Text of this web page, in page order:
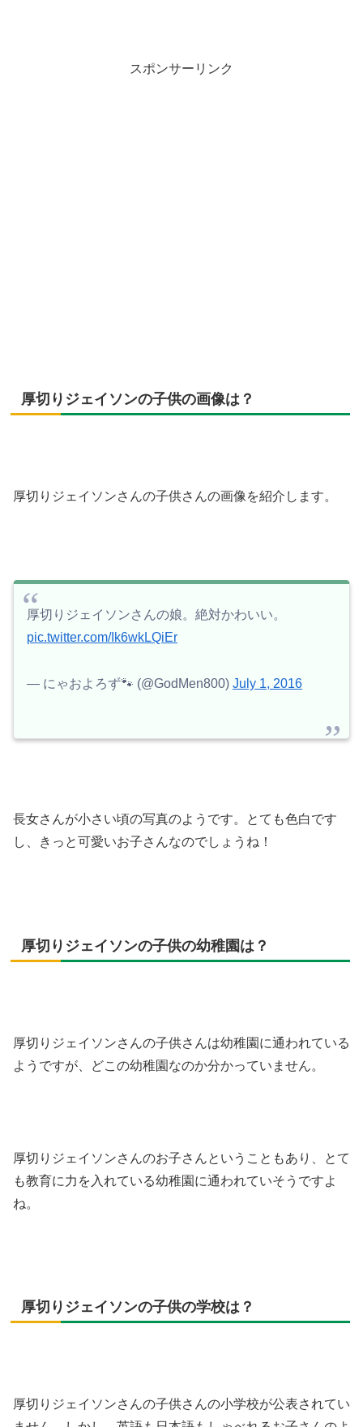
スポンサーリンク
厚切りジェイソンの子供の画像は？
厚切りジェイソンさんの子供さんの画像を紹介します。
厚切りジェイソンさんの娘。絶対かわいい。
pic.twitter.com/Ik6wkLQiEr
— にゃおよろず🐾 (@GodMen800) July 1, 2016
長女さんが小さい頃の写真のようです。とても色白です
し、きっと可愛いお子さんなのでしょうね！
厚切りジェイソンの子供の幼稚園は？
厚切りジェイソンさんの子供さんは幼稚園に通われている
ようですが、どこの幼稚園なのか分かっていません。
厚切りジェイソンさんのお子さんということもあり、とて
も教育に力を入れている幼稚園に通われていそうですよ
ね。
厚切りジェイソンの子供の学校は？
厚切りジェイソンさんの子供さんの小学校が公表されてい